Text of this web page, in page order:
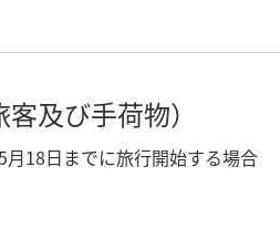
及び手荷物）
18日までに旅行開始する場合